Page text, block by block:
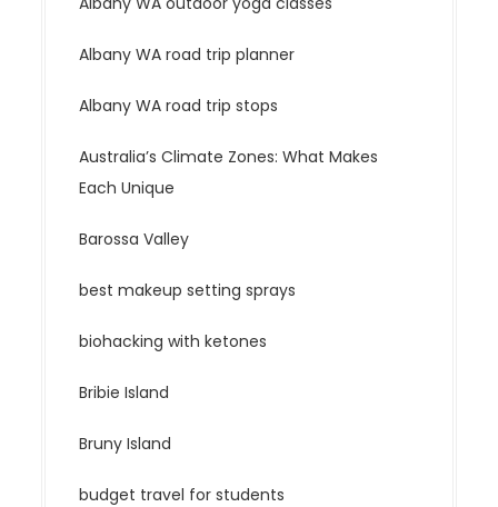
Albany WA road trip planner
Albany WA road trip stops
Australia’s Climate Zones: What Makes
Each Unique
Barossa Valley
best makeup setting sprays
biohacking with ketones
Bribie Island
Bruny Island
budget travel for students